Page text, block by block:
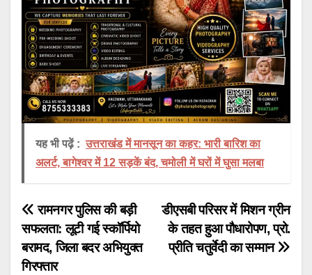
यह भी पढ़ें : उत्तराखंड में मानसून का कहर: भारी बारिश का
अलर्ट, बागेश्वर में 12 सड़कें बंद, चमोली में घरों में घुसा मलबा
Post
navigation
डीएसबी परिसर में मिशन ग्रीन
के तहत हुआ पौधारोपण, प्रो.
प्रीति चतुर्वेदी का सम्मान
रामनगर पुलिस की बड़ी
सफलता: लूटी गई स्कॉर्पियो
बरामद, जिला बदर अभियुक्त
गिरफ्तार